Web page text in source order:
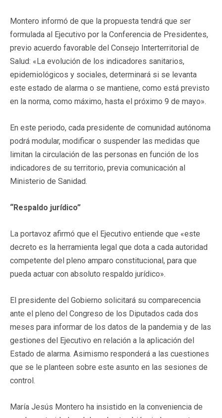
Montero informó de que la propuesta tendrá que ser
formulada al Ejecutivo por la Conferencia de Presidentes,
previo acuerdo favorable del Consejo Interterritorial de
Salud: «La evolución de los indicadores sanitarios,
epidemiológicos y sociales, determinará si se levanta
este estado de alarma o se mantiene, como está previsto
en la norma, como máximo, hasta el próximo 9 de mayo».
En este periodo, cada presidente de comunidad autónoma
podrá modular, modificar o suspender las medidas que
limitan la circulación de las personas en función de los
indicadores de su territorio, previa comunicación al
Ministerio de Sanidad.
“Respaldo jurídico”
La portavoz afirmó que el Ejecutivo entiende que «este
decreto es la herramienta legal que dota a cada autoridad
competente del pleno amparo constitucional, para que
pueda actuar con absoluto respaldo jurídico».
El presidente del Gobierno solicitará su comparecencia
ante el pleno del Congreso de los Diputados cada dos
meses para informar de los datos de la pandemia y de las
gestiones del Ejecutivo en relación a la aplicación del
Estado de alarma. Asimismo responderá a las cuestiones
que se le planteen sobre este asunto en las sesiones de
control.
María Jesús Montero ha insistido en la conveniencia de